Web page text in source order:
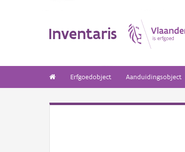
Inventaris
Erfgoedobject Aanduidingsobject